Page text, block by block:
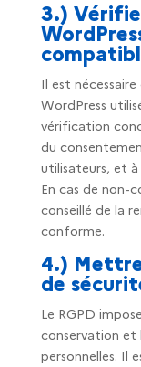
3.)
Il est
WordPress
vérification
du
utilisateurs, et
En cas de non-
conseillé de la
conforme.
4.)
de
Le RGPD
conservation et
personnelles. Il